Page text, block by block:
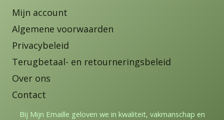
Mijn account
Algemene voorwaarden
Privacybeleid
Terugbetaal- en retourneringsbeleid
Over ons
Contact
Bij Mijn Emaille geloven we in kwaliteit, vakmanschap en